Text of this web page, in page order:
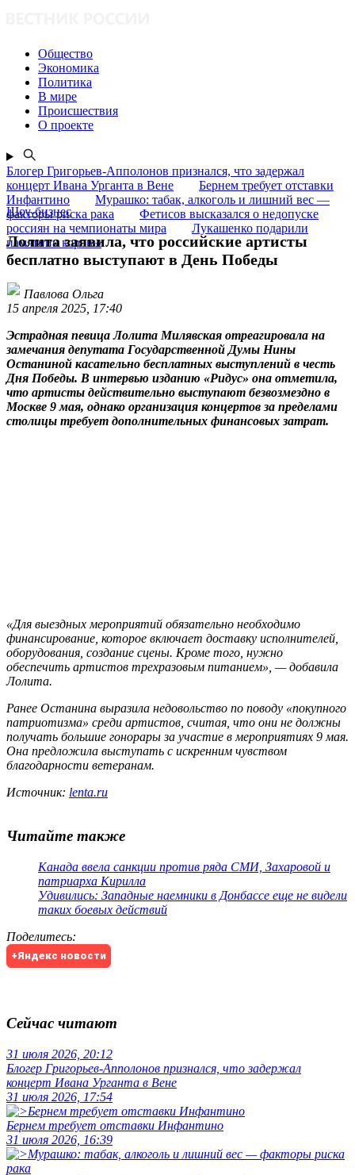
Общество
Экономика
Политика
В мире
Происшествия
О проекте
Блогер Григорьев-Апполонов признался, что задержал
концерт Ивана Урганта в Вене
Бернем требует отставки
Инфантино
Мурашко: табак, алкоголь и лишний вес —
факторы риска рака
Фетисов высказался о недопуске
россиян на чемпионаты мира
Лукашенко подарили
памятник коровы
Шоу-бизнес
Лолита заявила, что российские артисты
бесплатно выступают в День Победы
Павлова Ольга
15 апреля 2025, 17:40
Эстрадная певица Лолита Милявская отреагировала на
замечания депутата Государственной Думы Нины
Останиной касательно бесплатных выступлений в честь
Дня Победы. В интервью изданию «Ридус» она отметила,
что артисты действительно выступают безвозмездно в
Москве 9 мая, однако организация концертов за пределами
столицы требует дополнительных финансовых затрат.
«Для выездных мероприятий обязательно необходимо
финансирование, которое включает доставку исполнителей,
оборудования, создание сцены. Кроме того, нужно
обеспечить артистов трехразовым питанием», — добавила
Лолита.
Ранее Останина выразила недовольство по поводу «покупного
патриотизма» среди артистов, считая, что они не должны
получать большие гонорары за участие в мероприятиях 9 мая.
Она предложила выступать с искренним чувством
благодарности ветеранам.
Источник: lenta.ru
Читайте также
Канада ввела санкции против ряда СМИ, Захаровой и
патриарха Кирилла
Удивились: Западные наемники в Донбассе еще не видели
таких боевых действий
Поделитесь:
+Яндекс новости
Сейчас читают
31 июля 2026, 20:12
Блогер Григорьев-Апполонов признался, что задержал
концерт Ивана Урганта в Вене
31 июля 2026, 17:54
Бернем требует отставки Инфантино
31 июля 2026, 16:39